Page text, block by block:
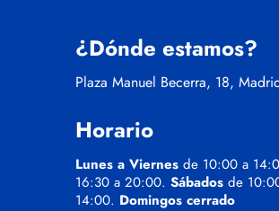
¿Dónde estamos?
Plaza Manuel Becerra, 18,
Horario
Lunes a Viernes de 10:00 a
16:30 a 20:00. Sábados de
14:00. Domingos cerrado